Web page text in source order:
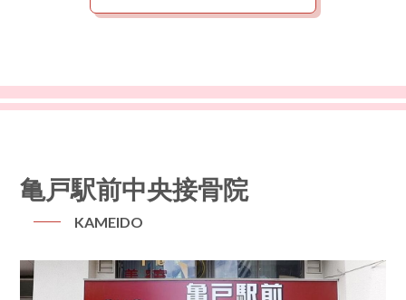
亀戸駅前中央接骨院
KAMEIDO